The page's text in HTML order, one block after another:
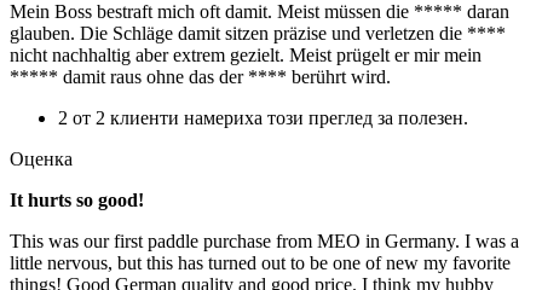
Mein Boss bestraft mich oft damit. Meist müssen die ***** daran
glauben. Die Schläge damit sitzen präzise und verletzen die ****
nicht nachhaltig aber extrem gezielt. Meist prügelt er mir mein
***** damit raus ohne das der **** berührt wird.
2 от 2 клиенти намериха този преглед за полезен.
Оценка
It hurts so good!
This was our first paddle purchase from MEO in Germany. I was a
little nervous, but this has turned out to be one of new my favorite
things! Good German quality and good price. I think my hubby